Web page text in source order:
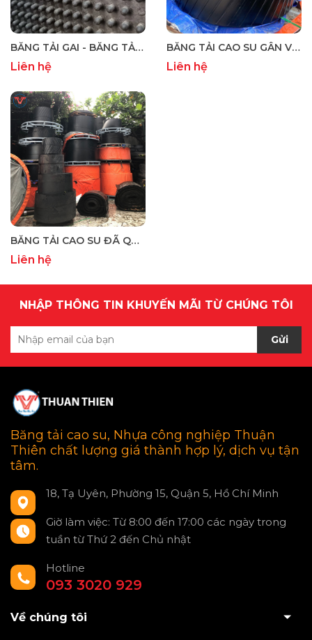
BĂNG TẢI GAI - BĂNG TẢI CAO SU GAI HỘT
Liên hệ
BĂNG TẢI CAO SU GÂN V - BĂNG TẢI GÂN V
Liên hệ
BĂNG TẢI CAO SU ĐÃ QUA SỬ DỤNG – GIẢI PHÁP TIẾT KIỆM CHI PHÍ
Liên hệ
NHẬP THÔNG TIN KHUYẾN MÃI TỪ CHÚNG TÔI
Gửi
Băng tải cao su, Nhựa công nghiệp Thuận
Thiên chất lượng giá thành hợp lý, dịch vụ tận
tâm.
18, Tạ Uyên, Phường 15, Quận 5, Hồ Chí Minh
Giờ làm việc: Từ 8:00 đến 17:00 các ngày trong
tuần từ Thứ 2 đến Chủ nhật
Hotline
093 3020 929
Về chúng tôi